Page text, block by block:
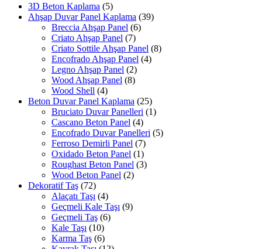
3D Beton Kaplama (5)
Ahşap Duvar Panel Kaplama (39)
Breccia Ahşap Panel (6)
Criato Ahşap Panel (7)
Criato Sottile Ahşap Panel (8)
Encofrado Ahşap Panel (4)
Legno Ahşap Panel (2)
Wood Ahşap Panel (8)
Wood Shell (4)
Beton Duvar Panel Kaplama (25)
Bruciato Duvar Panelleri (1)
Cascano Beton Panel (4)
Encofrado Duvar Panelleri (5)
Ferroso Demirli Panel (7)
Oxidado Beton Panel (1)
Roughast Beton Panel (3)
Wood Beton Panel (2)
Dekoratif Taş (72)
Alaçatı Taşı (4)
Geçmeli Kale Taşı (9)
Geçmeli Taş (6)
Kale Taşı (10)
Karma Taş (6)